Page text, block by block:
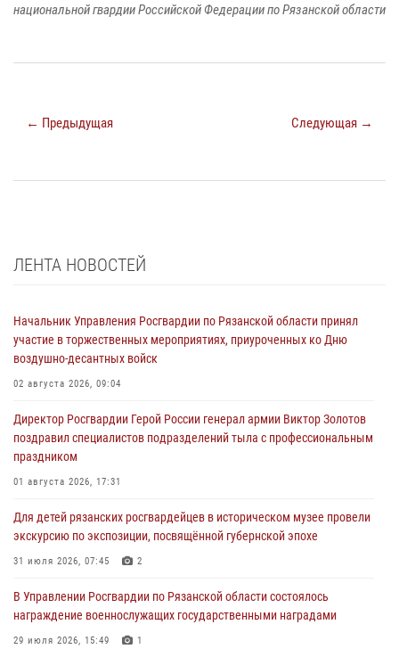
национальной гвардии Российской Федерации по Рязанской области
← Предыдущая Следующая →
ЛЕНТА НОВОСТЕЙ
Начальник Управления Росгвардии по Рязанской области принял
участие в торжественных мероприятиях, приуроченных ко Дню
воздушно-десантных войск
02 августа 2026, 09:04
Директор Росгвардии Герой России генерал армии Виктор Золотов
поздравил специалистов подразделений тыла с профессиональным
праздником
01 августа 2026, 17:31
Для детей рязанских росгвардейцев в историческом музее провели
экскурсию по экспозиции, посвящённой губернской эпохе
31 июля 2026, 07:45 2
В Управлении Росгвардии по Рязанской области состоялось
награждение военнослужащих государственными наградами
29 июля 2026, 15:49 1